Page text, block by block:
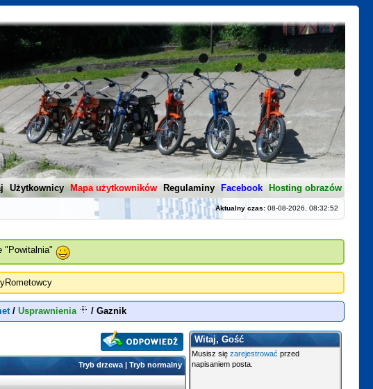
Użytkownicy Mapa użytkowników Regulaminy Facebook Hosting obrazów
Aktualny czas:08-08-2026, 08:32:52
"Powitalnia"
/ Usprawnienia / Gaznik
Tryb drzewa|Tryb normalny
Witaj, Gość
Musisz sięzarejestrować przed
napisaniem posta.